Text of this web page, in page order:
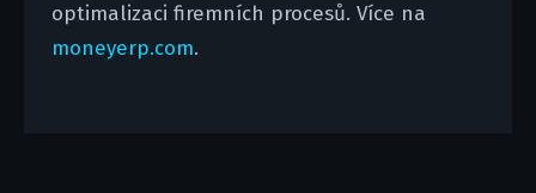
optimalizaci firemních procesů. Více na
moneyerp.com.